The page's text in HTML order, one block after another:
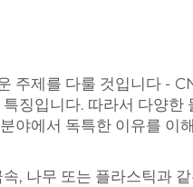
주제를 다룰 것입니다 -
징입니다. 따라서 다양
야에서 독특한 이유를 이
, 나무 또는 플라스틱과